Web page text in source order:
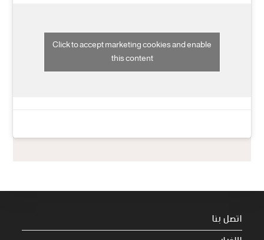
Click to accept marketing cookies and enable
this content
اتصل بنا